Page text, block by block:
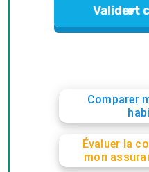
Comparer
Évaluer la
mon